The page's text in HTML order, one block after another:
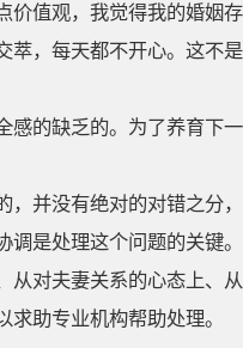
价值观，我觉得我的婚姻
萃，每天都不开心。这不
感的缺乏的。为了养育下
，并没有绝对的对错之分
是处理这个问题的关键。
从对夫妻关系的心态上、
助专业机构帮助处理。